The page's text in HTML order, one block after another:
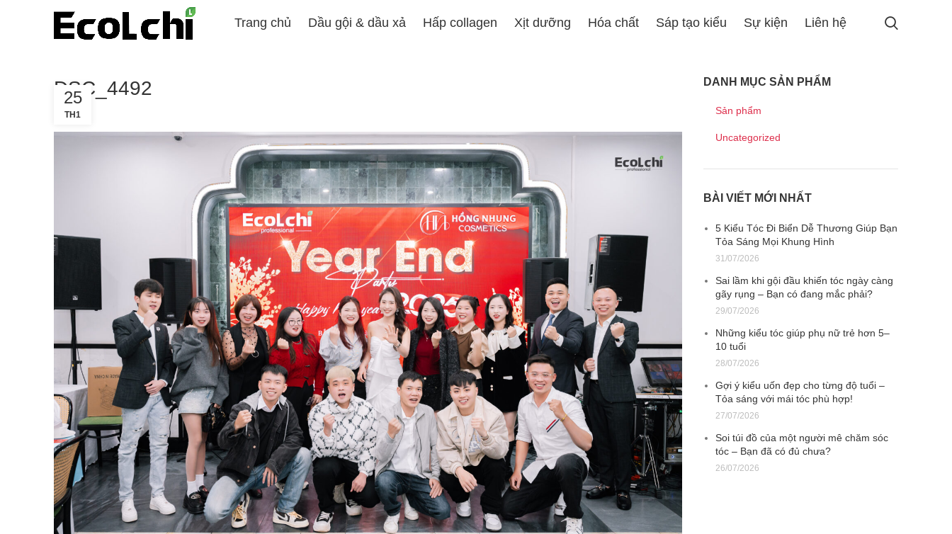
Trang chủ Dầu gội & dầu xả Hấp collagen Xịt dưỡng Hóa chất Sáp tạo kiểu Sự kiện Liên hệ
DSC_4492
25
TH1
DANH MỤC SẢN PHẨM
Sản phẩm
Uncategorized
BÀI VIẾT MỚI NHẤT
5 Kiểu Tóc Đi Biển Dễ Thương Giúp Bạn
Tỏa Sáng Mọi Khung Hình
31/07/2026
Sai lầm khi gội đầu khiến tóc ngày càng
gãy rụng – Bạn có đang mắc phải?
29/07/2026
Những kiểu tóc giúp phụ nữ trẻ hơn 5–
10 tuổi
28/07/2026
Gợi ý kiểu uốn đẹp cho từng độ tuổi –
Tỏa sáng với mái tóc phù hợp!
27/07/2026
Soi túi đồ của một người mê chăm sóc
tóc – Bạn đã có đủ chưa?
26/07/2026